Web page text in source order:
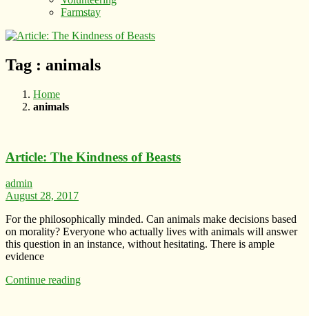
Farmstay
Tag : animals
Home
animals
Article: The Kindness of Beasts
admin
August 28, 2017
For the philosophically minded. Can animals make decisions based
on morality? Everyone who actually lives with animals will answer
this question in an instance, without hesitating. There is ample
evidence
Continue reading